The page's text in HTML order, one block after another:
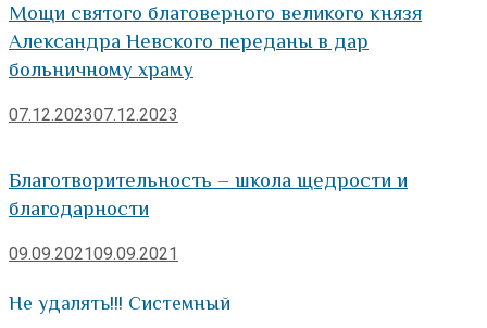
Мощи святого благоверного великого князя
Александра Невского переданы в дар
больничному храму
07.12.202307.12.2023
Благотворительность – школа щедрости и
благодарности
09.09.202109.09.2021
Не удалять!!! Системный